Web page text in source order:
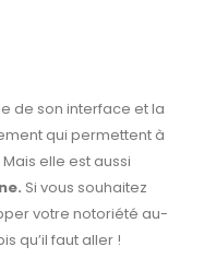
de son interface et la
qui permettent à
elle est aussi
Si vous souhaitez
votre notoriété au-
qu’il faut aller !